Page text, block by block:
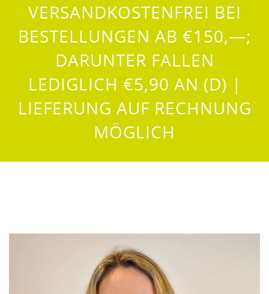
VERSANDKOSTENFREI BEI
BESTELLUNGEN AB €150,—;
DARUNTER FALLEN
LEDIGLICH €5,90 AN (D) |
LIEFERUNG AUF RECHNUNG
MÖGLICH